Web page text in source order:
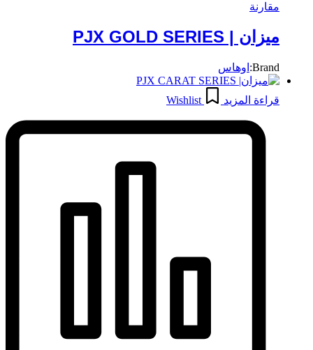
مقارنة
ميزان | PJX GOLD SERIES
Brand: اوهاس
قراءة المزيد Wishlist